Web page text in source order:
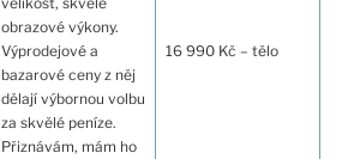
obrazové výkony.
Výprodejové a
bazarové ceny z něj
dělají výbornou volbu
za skvělé peníze.
Přiznávám, mám ho
16 990 Kč – tělo